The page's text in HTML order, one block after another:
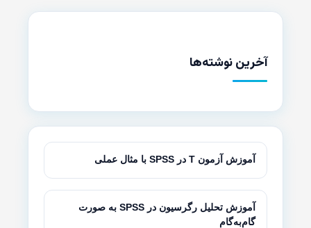
آخرین نوشته‌ها
آموزش آزمون T در SPSS با مثال عملی
آموزش تحلیل رگرسیون در SPSS به صورت
گام‌به‌گام